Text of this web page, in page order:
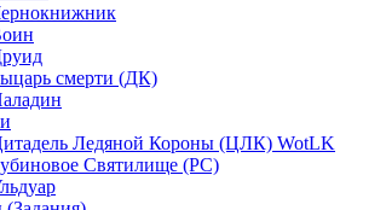
смерти (ДК)
Ледяной Короны (ЦЛК) WotLK
Святилище (РС)